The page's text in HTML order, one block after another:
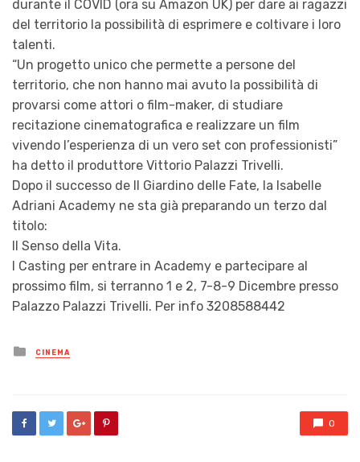
durante il COVID (ora su Amazon UK) per dare ai ragazzi
del territorio la possibilità di esprimere e coltivare i loro
talenti.
“Un progetto unico che permette a persone del
territorio, che non hanno mai avuto la possibilità di
provarsi come attori o film-maker, di studiare
recitazione cinematografica e realizzare un film
vivendo l’esperienza di un vero set con professionisti”
ha detto il produttore Vittorio Palazzi Trivelli.
Dopo il successo de Il Giardino delle Fate, la Isabelle
Adriani Academy ne sta già preparando un terzo dal
titolo:
Il Senso della Vita.
I Casting per entrare in Academy e partecipare al
prossimo film, si terranno 1 e 2, 7-8-9 Dicembre presso
Palazzo Palazzi Trivelli. Per info 3208588442
Posted
in
CINEMA
0